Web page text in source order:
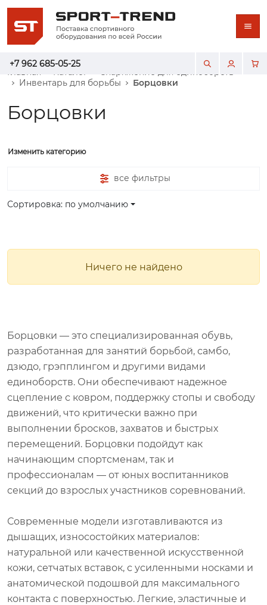
+7 962 685-05-25
Главная Каталог
Снаряжение для единоборств
Инвентарь для борьбы
Борцовки
Борцовки
Изменить категорию
все фильтры
Сортировка: по умолчанию
Ничего не найдено
Борцовки — это специализированная обувь,
разработанная для занятий борьбой, самбо,
дзюдо, грэпплингом и другими видами
единоборств. Они обеспечивают надежное
сцепление с ковром, поддержку стопы и свободу
движений, что критически важно при
выполнении бросков, захватов и быстрых
перемещений. Борцовки подойдут как
начинающим спортсменам, так и
профессионалам — от юных воспитанников
секций до взрослых участников соревнований.
Современные модели изготавливаются из
дышащих, износостойких материалов:
натуральной или качественной искусственной
кожи, сетчатых вставок, с усиленными носками и
анатомической подошвой для максимального
контакта с поверхностью. Легкие, эластичные и